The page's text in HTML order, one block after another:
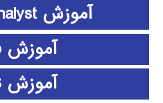
آموزش Frontier Analyst
آموزش github
آموزش HFSS